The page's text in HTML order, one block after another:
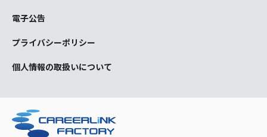
電子公告
プライバシーポリシー
個人情報の取扱いについて